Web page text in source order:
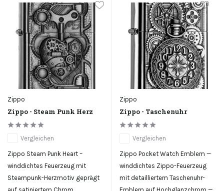
Zippo
Zippo - Steam Punk Herz
Vergleichen
Zippo Steam Punk Heart –
winddichtes Feuerzeug mit
Steampunk-Herzmotiv geprägt
auf satiniertem Chrom,
Zippo
Zippo - Taschenuhr
Vergleichen
Zippo Pocket Watch Emblem —
winddichtes Zippo-Feuerzeug
mit detailliertem Taschenuhr-